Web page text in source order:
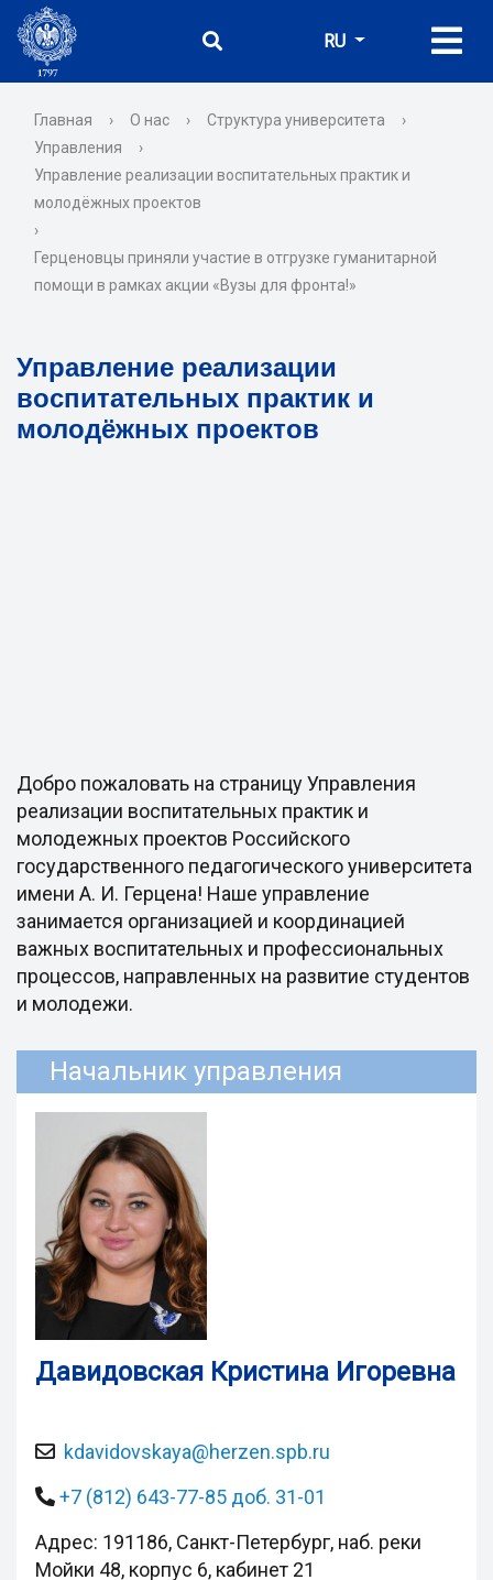
RU
Главная › О нас › Структура университета
›
Управления
›
Управление реализации воспитательных практик и
молодёжных проектов
›
Герценовцы приняли участие в отгрузке гуманитарной
помощи в рамках акции «Вузы для фронта!»
Управление реализации
воспитательных практик и
молодёжных проектов
Добро пожаловать на страницу Управления
реализации воспитательных практик и
молодежных проектов Российского
государственного педагогического университета
имени А. И. Герцена! Наше управление
занимается организацией и координацией
важных воспитательных и профессиональных
процессов, направленных на развитие студентов
и молодежи.
Начальник управления
Давидовская Кристина Игоревна
kdavidovskaya@herzen.spb.ru
+7 (812) 643-77-85 доб. 31-01
Адрес: 191186, Санкт-Петербург, наб. реки
Мойки 48, корпус 6, кабинет 21